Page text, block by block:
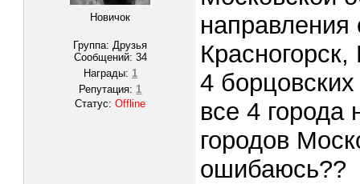
Новичок
Группа: Друзья
Сообщений: 34
Награды: 1
Репутация: 1
Статус:Offline
направления
4
все 4 города
городов
ошибаюсь??